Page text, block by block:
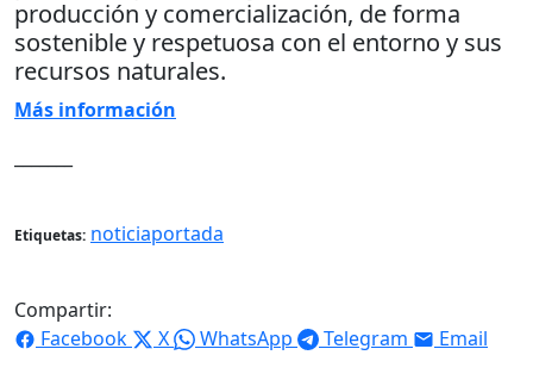
producción y comercialización, de forma
sostenible y respetuosa con el entorno y sus
recursos naturales.
Más información
Etiquetas: noticiaportada
Compartir:
Facebook
X WhatsApp Telegram Email